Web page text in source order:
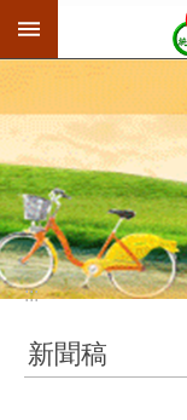
跳到主要內容區塊
:::
新聞稿